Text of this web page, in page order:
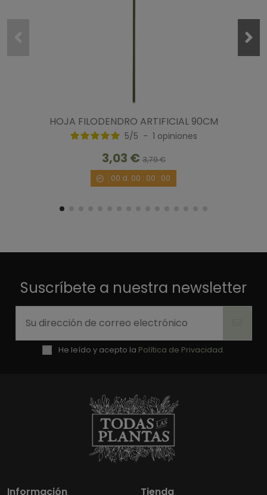
HOJA FILODENDRO ARTIFICIAL 90CM
5/5 - 1 opiniones
3,03 €3,79 €
00 d. 00 : 00 : 00
Suscríbete a nuestra newsletter
He leído y acepto la Política de Privacidad.
Información Tienda